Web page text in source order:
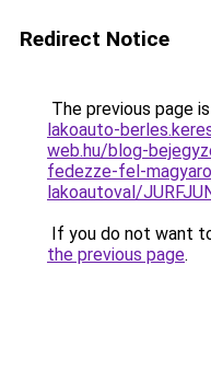
Redirect Notice
The previous page
lakoauto-
web.hu/blog-
fedezze-fel-
lakoautoval/
If you do not want
the previous page.